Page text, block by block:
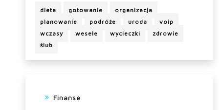
dieta gotowanie
organizacja
planowanie
podróże uroda
voip
wczasy
wesele wycieczki
zdrowie
ślub
Finanse